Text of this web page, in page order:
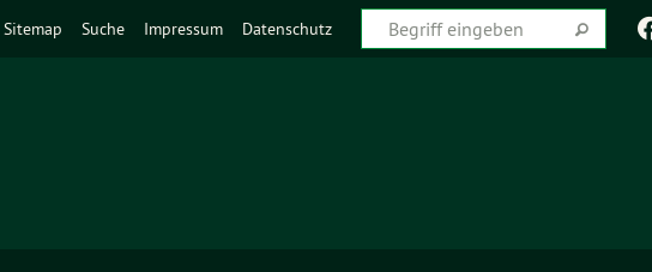
Sitemap Suche Impressum Datenschutz